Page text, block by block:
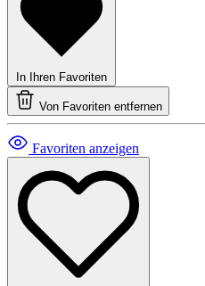
In Ihren Favoriten
Von Favoriten entfernen
Favoriten anzeigen